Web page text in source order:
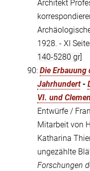
Architekt
1928. - XI
140-5280 gr]
90: Die Erbauung
Jahrhundert-
VI. und
Entwürfe /
Mitarbeit von
Katharina
ungezählte
Forschungen